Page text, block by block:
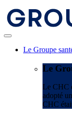
Le Groupe
Le
Le CHC
adopté
CHC